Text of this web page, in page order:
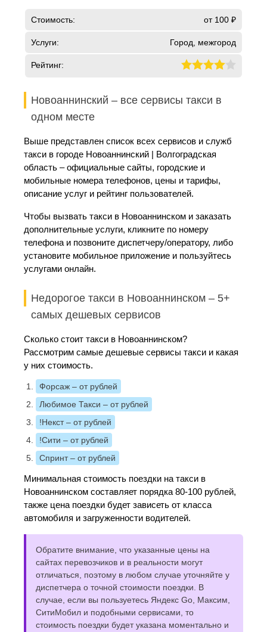
Стоимость: от 100 ₽
Услуги: Город, межгород
Рейтинг:
Новоаннинский – все сервисы такси в
одном месте
Выше представлен список всех сервисов и служб
такси в городе Новоаннинский | Волгоградская
область – официальные сайты, городские и
мобильные номера телефонов, цены и тарифы,
описание услуг и рейтинг пользователей.
Чтобы вызвать такси в Новоаннинском и заказать
дополнительные услуги, кликните по номеру
телефона и позвоните диспетчеру/оператору, либо
установите мобильное приложение и пользуйтесь
услугами онлайн.
Недорогое такси в Новоаннинском – 5+
самых дешевых сервисов
Сколько стоит такси в Новоаннинском?
Рассмотрим самые дешевые сервисы такси и какая
у них стоимость.
Форсаж – от рублей
Любимое Такси – от рублей
!Некст– от рублей
!Сити – от рублей
Спринт– от рублей
Минимальная стоимость поездки на такси в
Новоаннинском составляет порядка 80-100 рублей,
также цена поездки будет зависеть от класса
автомобиля и загруженности водителей.
Обратите внимание, что указанные цены на
сайтах перевозчиков и в реальности могут
отличаться, поэтому в любом случае уточняйте у
диспетчера о точной стоимости поездки. В
случае, если вы пользуетесь Яндекс Go, Максим,
СитиМобил и подобными сервисами, то
стоимость поездки будет указана моментально и